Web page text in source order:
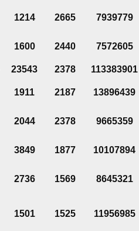
1214 2665 7939779
1600 2440 7572605
23543 2378
113383901
1911 2187 13896439
2044 2378 9665359
3849 1877 10107894
2736 1569 8645321
1501 1525 11956985